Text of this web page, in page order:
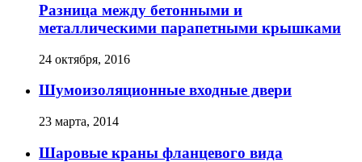
Разница между бетонными и
металлическими парапетными крышками
24 октября, 2016
Шумоизоляционные входные двери
23 марта, 2014
Шаровые краны фланцевого вида